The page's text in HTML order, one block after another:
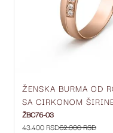
ŽENSKA BURMA OD
SA CIRKONOM
ŽBC76-03
ŽBC76-03
43.400 RSD62.000 RSD